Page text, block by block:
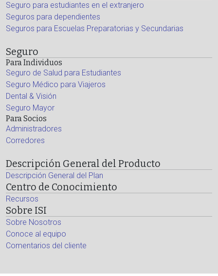
Seguro para estudiantes en el extranjero
Seguros para dependientes
Seguros para Escuelas Preparatorias y Secundarias
Seguro
Para Individuos
Seguro de Salud para Estudiantes
Seguro Médico para Viajeros
Dental & Visión
Seguro Mayor
Para Socios
Administradores
Corredores
Descripción General del Producto
Descripción General del Plan
Centro de Conocimiento
Recursos
Sobre ISI
Sobre Nosotros
Conoce al equipo
Comentarios del cliente